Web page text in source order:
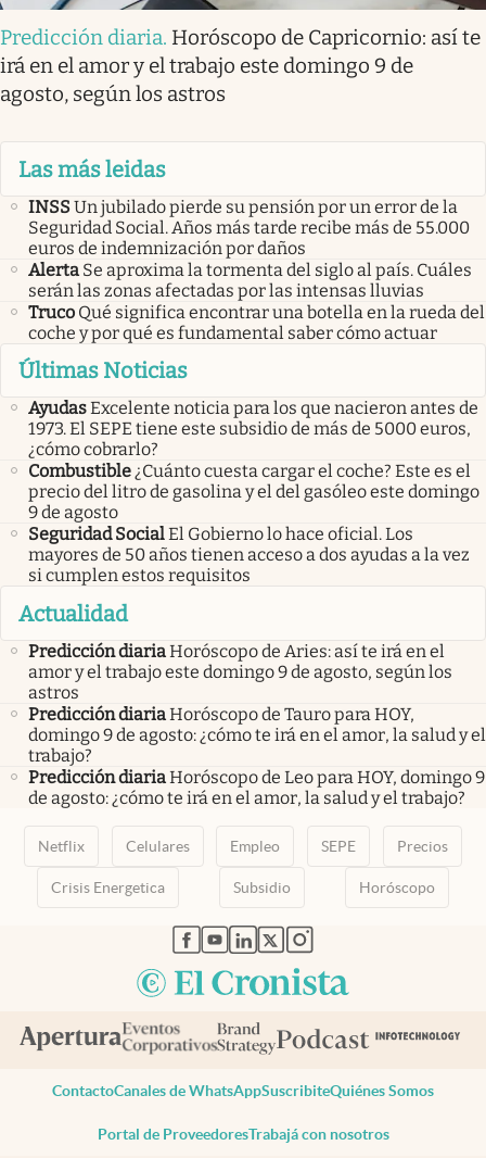
Predicción diaria. Horóscopo de Capricornio: así te
irá en el amor y el trabajo este domingo 9 de
agosto, según los astros
Las más leidas
INSSUn jubilado pierde su pensión por un error de la
Seguridad Social. Años más tarde recibe más de 55.000
euros de indemnización por daños
Alerta Se aproxima la tormenta del siglo al país. Cuáles
serán las zonas afectadas por las intensas lluvias
Truco Qué significa encontrar una botella en la rueda del
coche y por qué es fundamental saber cómo actuar
Últimas Noticias
AyudasExcelente noticia para los que nacieron antes de
1973. El SEPE tiene este subsidio de más de 5000 euros,
¿cómo cobrarlo?
Combustible¿Cuánto cuesta cargar el coche? Este es el
precio del litro de gasolina y el del gasóleo este domingo
9 de agosto
Seguridad SocialEl Gobierno lo hace oficial. Los
mayores de 50 años tienen acceso a dos ayudas a la vez
si cumplen estos requisitos
Actualidad
Predicción diariaHoróscopo de Aries: así te irá en el
amor y el trabajo este domingo 9 de agosto, según los
astros
Predicción diariaHoróscopo de Tauro para HOY,
domingo 9 de agosto: ¿cómo te irá en el amor, la salud y el
trabajo?
Predicción diariaHoróscopo de Leo para HOY, domingo 9
de agosto: ¿cómo te irá en el amor, la salud y el trabajo?
Netflix Celulares Empleo SEPE Precios
Crisis Energetica Subsidio Horóscopo
abre en nueva pestaña
abre en nueva pestaña
abre en nueva pestaña
abre en nueva pestaña
abre en nueva pestaña
ContactoCanales de WhatsAppSuscribiteQuiénes Somos
Portal de ProveedoresTrabajá con nosotros